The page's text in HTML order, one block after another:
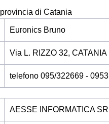
di Catania
Euronics Bruno
Via L. RIZZO 32, CATANIA
telefono 095/322669 -
AESSE INFORMATICA